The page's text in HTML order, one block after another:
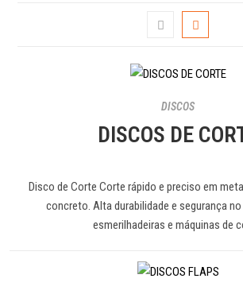
DISCOS
DISCOS DE
Disco de Corte Corte rápido e preciso em
concreto. Alta durabilidade e segurança no
esmerilhadeiras e máquinas de